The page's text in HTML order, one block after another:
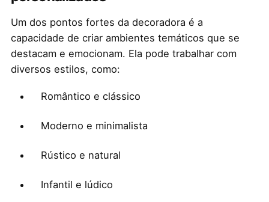
Um dos pontos fortes da decoradora é a
capacidade de criar ambientes temáticos que se
destacam e emocionam. Ela pode trabalhar com
diversos estilos, como:
Romântico e clássico
Moderno e minimalista
Rústico e natural
Infantil e lúdico